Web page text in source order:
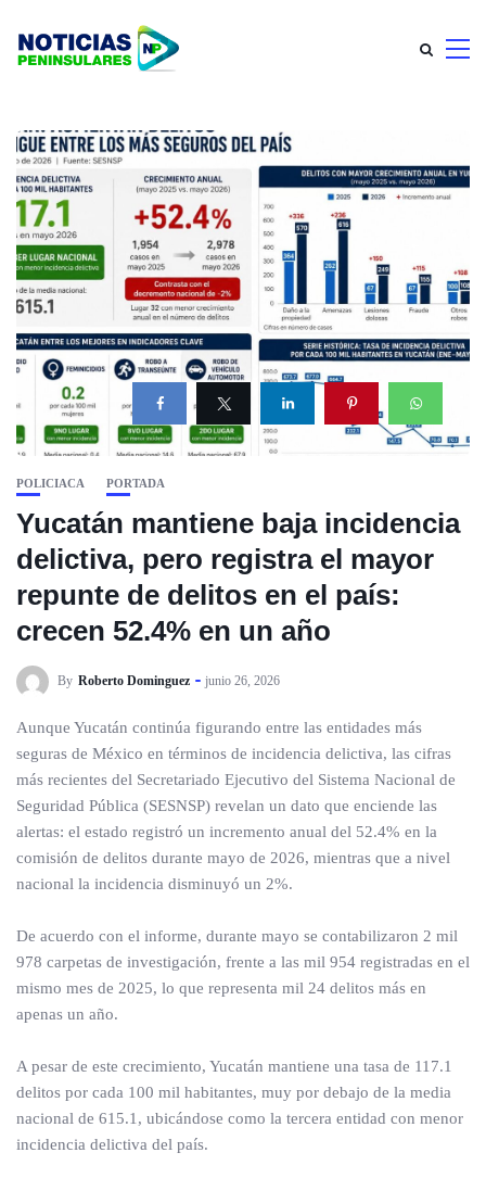
POLICIACA PORTADA
Yucatán mantiene baja incidencia
delictiva, pero registra el mayor
repunte de delitos en el país:
crecen 52.4% en un año
By Roberto Dominguez junio 26, 2026
Aunque Yucatán continúa figurando entre las entidades más
seguras de México en términos de incidencia delictiva, las cifras
más recientes del Secretariado Ejecutivo del Sistema Nacional de
Seguridad Pública (SESNSP) revelan un dato que enciende las
alertas: el estado registró un incremento anual del 52.4% en la
comisión de delitos durante mayo de 2026, mientras que a nivel
nacional la incidencia disminuyó un 2%.
De acuerdo con el informe, durante mayo se contabilizaron 2 mil
978 carpetas de investigación, frente a las mil 954 registradas en el
mismo mes de 2025, lo que representa mil 24 delitos más en
apenas un año.
A pesar de este crecimiento, Yucatán mantiene una tasa de 117.1
delitos por cada 100 mil habitantes, muy por debajo de la media
nacional de 615.1, ubicándose como la tercera entidad con menor
incidencia delictiva del país.